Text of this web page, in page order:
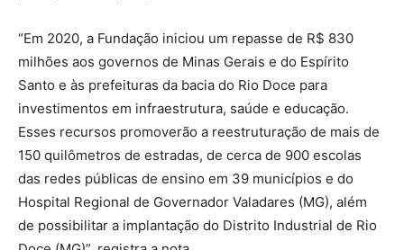
“Em 2020, a Fundação iniciou um repasse de R$ 830
milhões aos governos de Minas Gerais e do Espírito
Santo e às prefeituras da bacia do Rio Doce para
investimentos em infraestrutura, saúde e educação.
Esses recursos promoverão a reestruturação de mais de
150 quilômetros de estradas, de cerca de 900 escolas
das redes públicas de ensino em 39 municípios e do
Hospital Regional de Governador Valadares (MG), além
de possibilitar a implantação do Distrito Industrial de Rio